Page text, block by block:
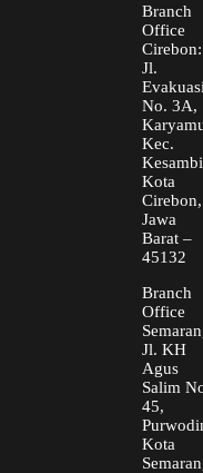
Branch
Office
Cirebon:
Jl.
Evakuasi
No. 3A,
Kec.
Kota
Cirebon,
Jawa
Barat –
45132
Branch
Office
Jl. KH
Agus
Salim
45,
Kota